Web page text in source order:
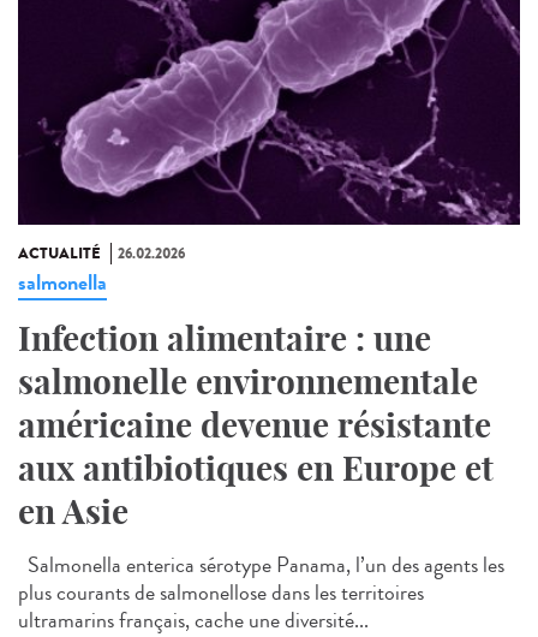
ACTUALITÉ 26.02.2026
salmonella
Infection alimentaire : une
salmonelle environnementale
américaine devenue résistante
aux antibiotiques en Europe et
en Asie
Salmonella enterica sérotype Panama, l’un des agents les
plus courants de salmonellose dans les territoires
ultramarins français, cache une diversité...